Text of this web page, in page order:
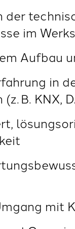
der
im
Aufbau
in
B. KNX,
mit